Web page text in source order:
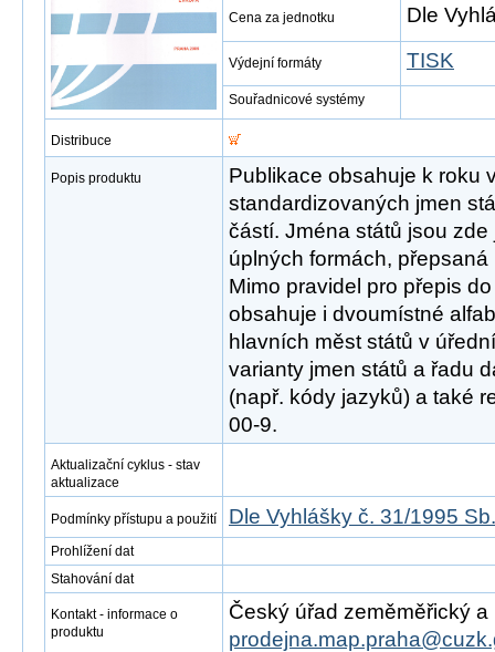
Cena za jednotku Dle
Výdejní formáty TISK
Souřadnicové systémy
Distribuce
Popis produktu
Publikace obsahuje k roku
standardizovaných jmen
částí. Jména států jsou
úplných formách,
Mimo pravidel pro přepis
obsahuje i dvoumístné
hlavních měst států v
varianty jmen států a řadu
(např. kódy jazyků) a také
00-9.
Aktualizační cyklus - stav
aktualizace
Podmínky přístupu a použití Dle Vyhlášky č. 31/1995 Sb.
Prohlížení dat
Stahování dat
Kontakt - informace o
produktu
Český úřad zeměměřický